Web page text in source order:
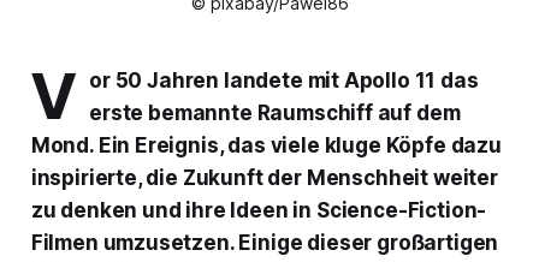
V or 50 Jahren landete mit Apollo 11 das
erste bemannte Raumschiff auf dem
Mond. Ein Ereignis, das viele kluge Köpfe dazu
inspirierte, die Zukunft der Menschheit weiter
zu denken und ihre Ideen in Science-Fiction-
Filmen umzusetzen. Einige dieser großartigen